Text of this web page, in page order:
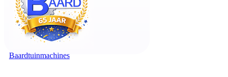
Baardtuinmachines